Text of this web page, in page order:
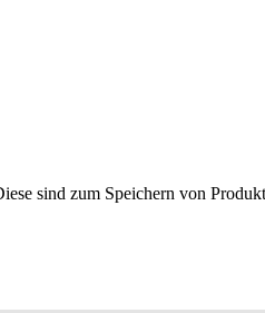
sind zum Speichern von